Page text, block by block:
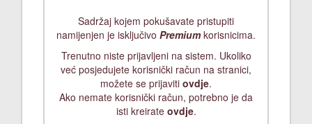
Sadržaj kojem pokušavate pristupiti
namijenjen je isključivo Premiumkorisnicima.
Trenutno niste prijavljeni na sistem. Ukoliko
već posjedujete korisnički račun na stranici,
možete se prijaviti ovdje.
Ako nemate korisnički račun, potrebno je da
isti kreirate ovdje.